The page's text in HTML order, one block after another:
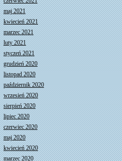
maj 2021
kwiecień 2021
marzec 2021
luty 2021
styczeń 2021
grudzień 2020
listopad 2020
październik 2020
wrzesień 2020
sierpień 2020
lipiec 2020
czerwiec 2020
maj 2020
kwiecień 2020
marzec 2020